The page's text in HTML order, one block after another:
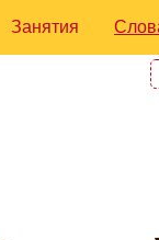
Занятия